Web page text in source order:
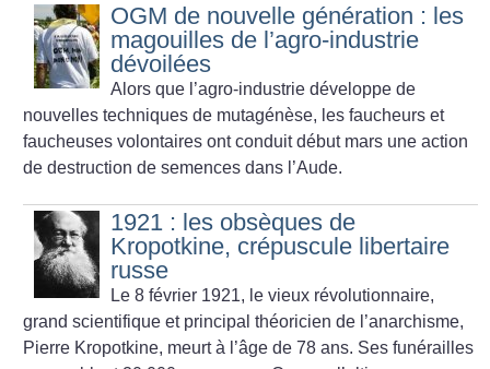
OGM de nouvelle génération : les
magouilles de l’agro-industrie
dévoilées
Alors que l’agro-industrie développe de
nouvelles techniques de mutagénèse, les faucheurs et
faucheuses volontaires ont conduit début mars une action
de destruction de semences dans l’Aude.
1921 : les obsèques de
Kropotkine, crépuscule libertaire
russe
Le 8 février 1921, le vieux révolutionnaire,
grand scientifique et principal théoricien de l’anarchisme,
Pierre Kropotkine, meurt à l’âge de 78 ans. Ses funérailles